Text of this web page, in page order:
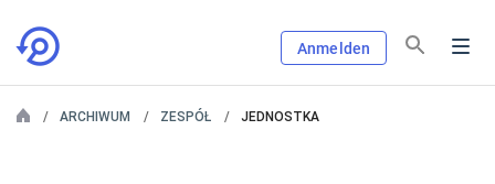
Anmelden
ARCHIWUM ZESPÓŁ JEDNOSTKA